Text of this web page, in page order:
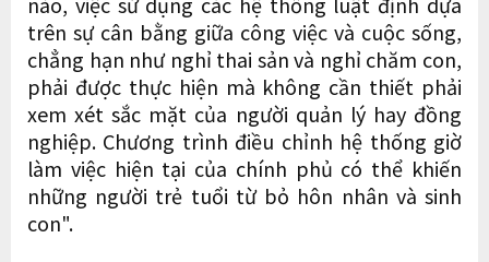
trên sự cân bằng giữa công việc và cuộc sống,
chẳng hạn như nghỉ thai sản và nghỉ chăm con,
phải được thực hiện mà không cần thiết phải
xem xét sắc mặt của người quản lý hay đồng
nghiệp. Chương trình điều chỉnh hệ thống giờ
làm việc hiện tại của chính phủ có thể khiến
những người trẻ tuổi từ bỏ hôn nhân và sinh
con".